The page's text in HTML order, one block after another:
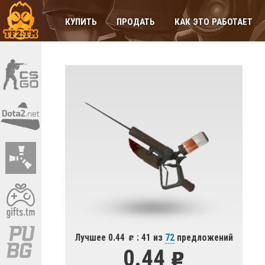
КУПИТЬ ПРОДАТЬ КАК ЭТО РАБОТАЕТ
Лучшее 0.44 : 41 из 72предложений
0.44